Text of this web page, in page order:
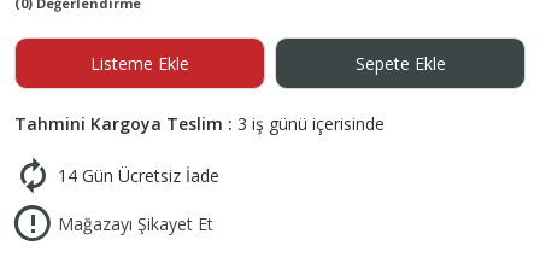
Listeme Ekle Sepete Ekle
Tahmini Kargoya Teslim : 3 iş günü içerisinde
14 Gün Ücretsiz İade
Mağazayı Şikayet Et